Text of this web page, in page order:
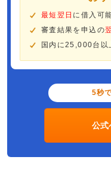
最短翌日 に借入可
審査結果を申込の
国内に25,000台以
5秒
公式